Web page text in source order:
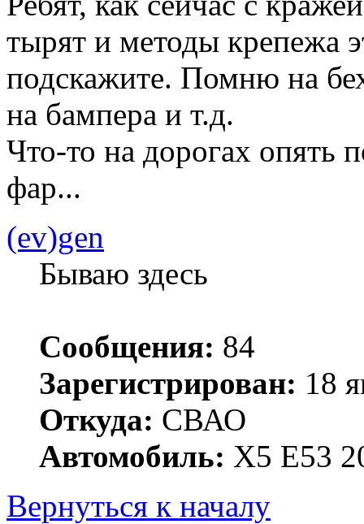
тырят и методы крепежа
подскажите. Помню на
на бампера и т.д.
Что-то на дорогах опять
фар...
(ev)gen
Бываю здесь
Сообщения: 84
Зарегистрирован: 18
Откуда: СВАО
Автомобиль: X5 E53
Вернуться к началу